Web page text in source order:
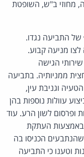
מחוזי ב"ש, השופטת
הסף של התביעה נגדו.
מניעה קבוע.
שירותי הגישה
מחצית ממניותיה. בתביעה
וגניבת עין,
עוולות נוספות בהן
ופרסום לשון הרע. עוד
באמצעות העתקת
הכניסו בה
וטענו כי התביעה